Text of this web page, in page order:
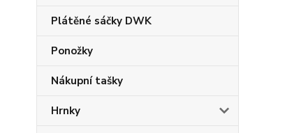
Plátěné sáčky DWK
Ponožky
Nákupní tašky
Hrnky